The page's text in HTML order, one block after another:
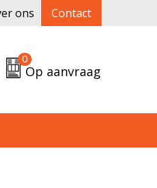
ons Contact
0
Op aanvraag